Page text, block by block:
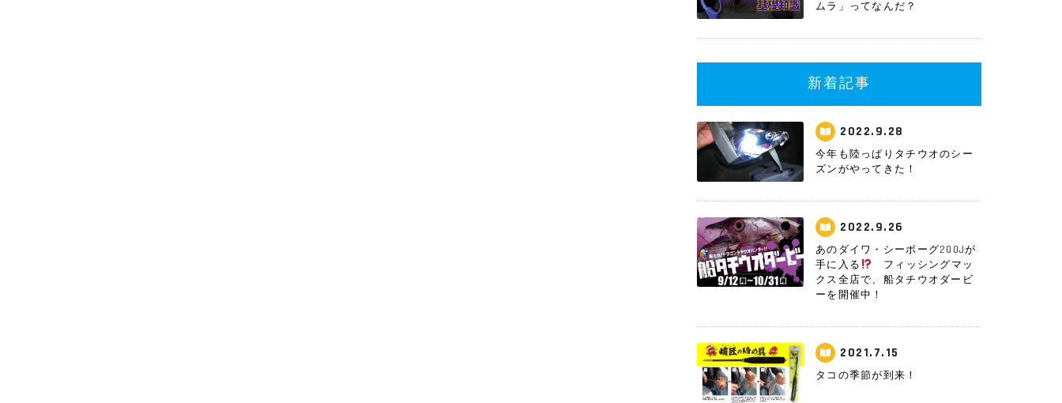
ムラ」ってなんだ？
新着記事
2022.9.28
今年も陸っぱりタチウオのシー
ズンがやってきた！
2022.9.26
あのダイワ・シーボーグ200Jが
手に入る
フィッシングマッ
クス全店で、船タチウオダービ
ーを開催中！
2021.7.15
タコの季節が到来！